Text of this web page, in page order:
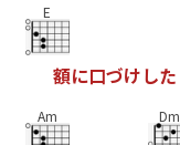
E
額に口づけした
Am Dm